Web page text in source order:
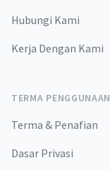
Hubungi Kami
Kerja Dengan Kami
TERMA PENGGUNAAN
Terma & Penafian
Dasar Privasi